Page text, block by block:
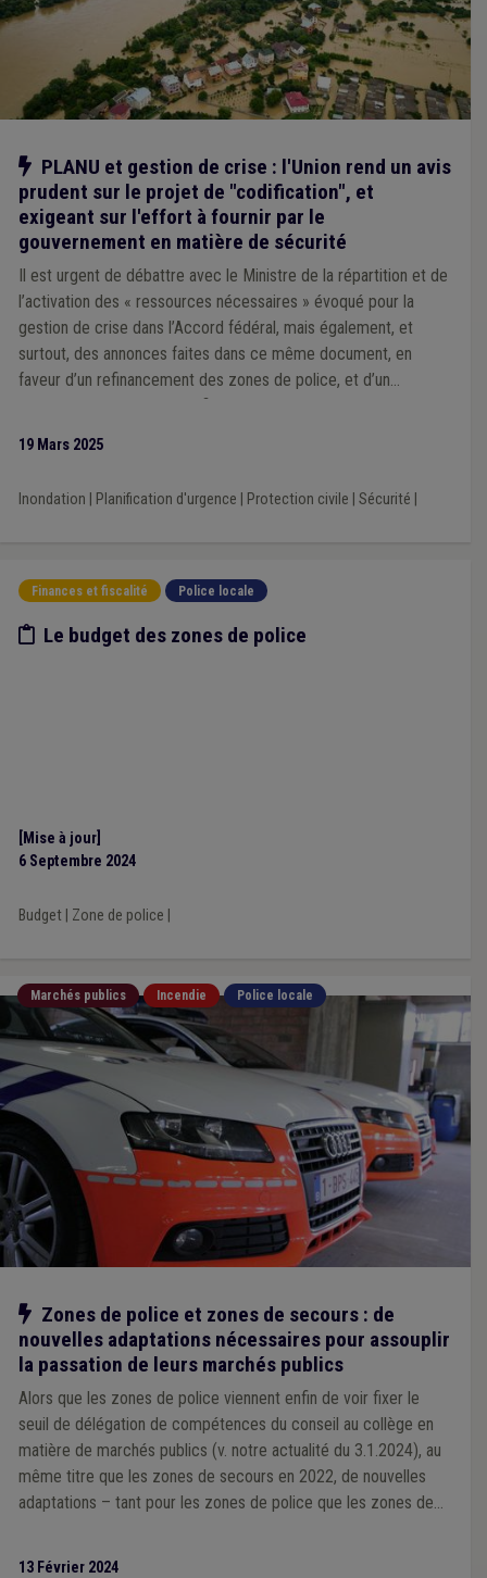
Notre action
PLANU et gestion de crise : l'Union rend un avis
prudent sur le projet de "codification", et
exigeant sur l'effort à fournir par le
gouvernement en matière de sécurité
Il est urgent de débattre avec le Ministre de la répartition et de
l’activation des « ressources nécessaires » évoqué pour la
gestion de crise dans l’Accord fédéral, mais également, et
surtout, des annonces faites dans ce même document, en
faveur d’un refinancement des zones de police, et d’un
rééquilibrage « 50/50 » du financement des zones de secours.
19 Mars 2025
Inondation Planification d'urgence Protection civile Sécurité
Finances et fiscalité Police locale
Etude/chiffres
Le budget des zones de police
[Mise à jour]
6 Septembre 2024
Budget| Zone de police
Marchés publics Incendie Police locale
Notre action
Zones de police et zones de secours : de
nouvelles adaptations nécessaires pour assouplir
la passation de leurs marchés publics
Alors que les zones de police viennent enfin de voir fixer le
seuil de délégation de compétences du conseil au collège en
matière de marchés publics (v. notre actualité du 3.1.2024), au
même titre que les zones de secours en 2022, de nouvelles
adaptations – tant pour les zones de police que les zones de
13 Février 2024